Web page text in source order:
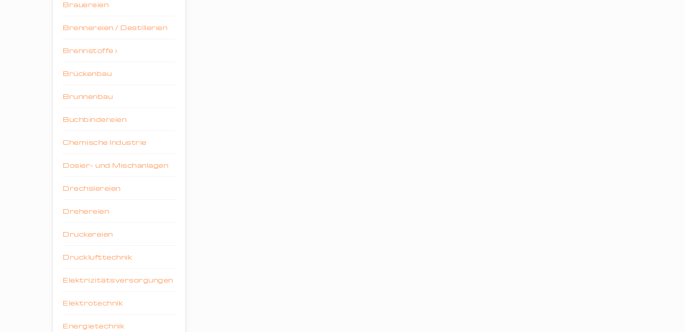
Brauereien
Brennereien / Destillerien
Brennstoffe
Brückenbau
Brunnenbau
Buchbindereien
Chemische Industrie
Dosier- und Mischanlagen
Drechslereien
Drehereien
Druckereien
Drucklufttechnik
Elektrizitätsversorgungen
Elektrotechnik
Energietechnik